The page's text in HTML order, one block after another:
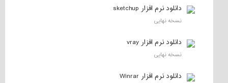
دانلود نرم افزار sketchup
نسخه نهایی
دانلود نرم افزار vray
نسخه نهایی
دانلود نرم افزار Winrar